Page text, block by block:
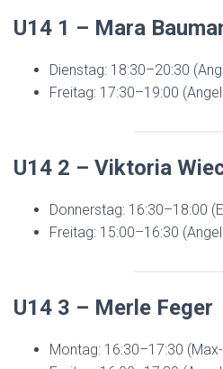
U14 1 – Mara
Dienstag: 18:30–20:30
Freitag: 17:30–19:00
U14 2 – Viktoria
Donnerstag: 16:30–18:00
Freitag: 15:00–16:30
U14 3 – Merle Feger
Montag: 16:30–17:30